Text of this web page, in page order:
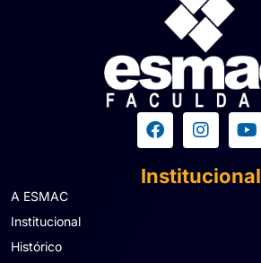
Institucional
A ESMAC
Institucional
Histórico